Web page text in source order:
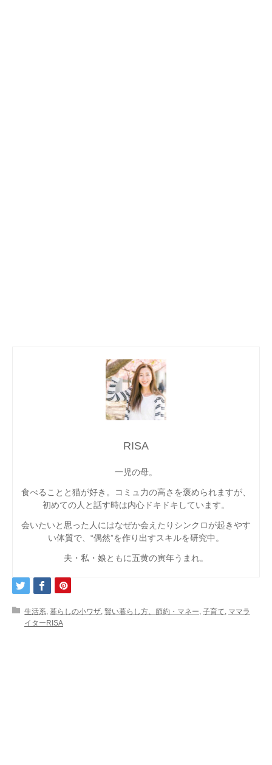
RISA
一児の母。
食べることと猫が好き。コミュ力の高さを褒められますが、
初めての人と話す時は内心ドキドキしています。
会いたいと思った人にはなぜか会えたりシンクロが起きやす
い体質で、“偶然”を作り出すスキルを研究中。
夫・私・娘ともに五黄の寅年うまれ。
生活系, 暮らしの小ワザ, 賢い暮らし方、節約・マネー, 子育て, ママラ
イターRISA